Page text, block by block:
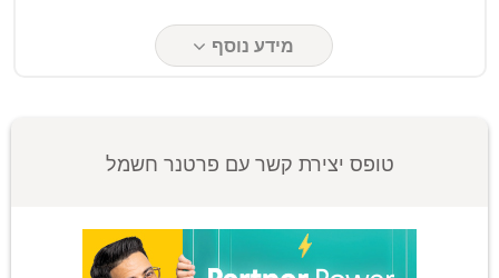
מידע נוסף
טופס יצירת קשר עם פרטנר חשמל